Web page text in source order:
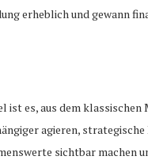
erheblich und gewann
es, aus dem
agieren,
sichtbar machen